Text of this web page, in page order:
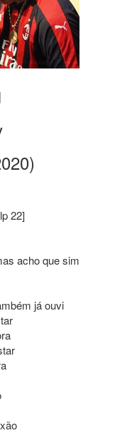
22]
acho que sim
já ouvi